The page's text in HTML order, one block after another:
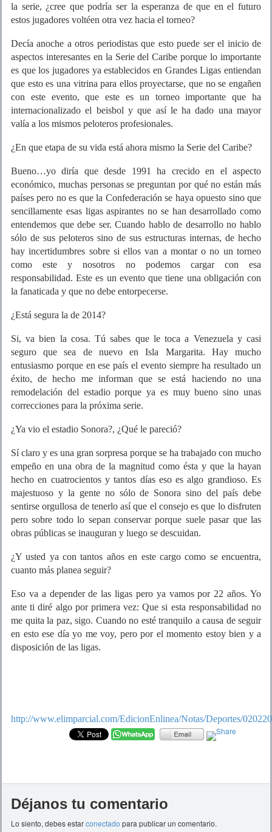
la serie, ¿cree que podría ser la esperanza de que en el futuro
estos jugadores voltéen otra vez hacia el torneo?
Decía anoche a otros periodistas que esto puede ser el inicio de
aspectos interesantes en la Serie del Caribe porque lo importante
es que los jugadores ya establecidos en Grandes Ligas entiendan
que esto es una vitrina para ellos proyectarse, que no se engañen
con este evento, que este es un torneo importante que ha
internacionalizado el beisbol y que así le ha dado una mayor
valía a los mismos peloteros profesionales.
¿En que etapa de su vida está ahora mismo la Serie del Caribe?
Bueno…yo diría que desde 1991 ha crecido en el aspecto
económico, muchas personas se preguntan por qué no están más
países pero no es que la Confederación se haya opuesto sino que
sencillamente esas ligas aspirantes no se han desarrollado como
entendemos que debe ser. Cuando hablo de desarrollo no hablo
sólo de sus peloteros sino de sus estructuras internas, de hecho
hay incertidumbres sobre si ellos van a montar o no un torneo
como este y nosotros no podemos cargar con esa
responsabilidad. Este es un evento que tiene una obligación con
la fanaticada y que no debe entorpecerse.
¿Está segura la de 2014?
Si, va bien la cosa. Tú sabes que le toca a Venezuela y casi
seguro que sea de nuevo en Isla Margarita. Hay mucho
entusiasmo porque en ese país el evento siempre ha resultado un
éxito, de hecho me informan que se está haciendo no una
remodelación del estadio porque ya es muy bueno sino unas
correcciones para la próxima serie.
¿Ya vio el estadio Sonora?, ¿Qué le pareció?
Sí claro y es una gran sorpresa porque se ha trabajado con mucho
empeño en una obra de la magnitud como ésta y que la hayan
hecho en cuatrocientos y tantos días eso es algo grandioso. Es
majestuoso y la gente no sólo de Sonora sino del país debe
sentirse orgullosa de tenerlo así que el consejo es que lo disfruten
pero sobre todo lo sepan conservar porque suele pasar que las
obras públicas se inauguran y luego se descuidan.
¿Y usted ya con tantos años en este cargo como se encuentra,
cuanto más planea seguir?
Eso va a depender de las ligas pero ya vamos por 22 años. Yo
ante ti diré algo por primera vez: Que si esta responsabilidad no
me quita la paz, sigo. Cuando no esté tranquilo a causa de seguir
en esto ese día yo me voy, pero por el momento estoy bien y a
disposición de las ligas.
http://www.elimparcial.com/EdicionEnlinea/Notas/Deportes/
Déjanos tu comentario
Lo siento, debes estarconectado para publicar un comentario.